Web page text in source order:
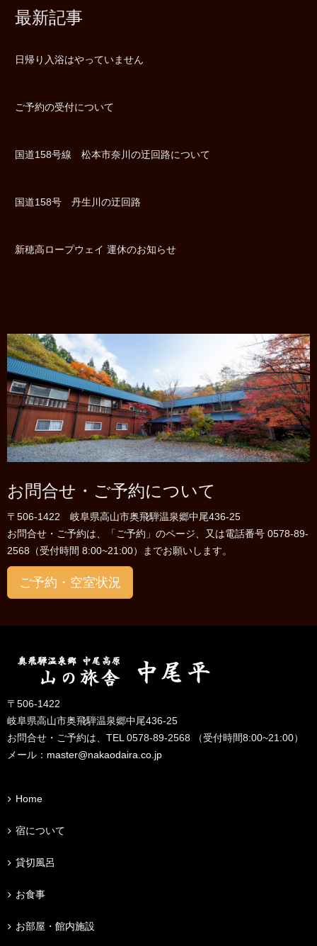
最新記事
日帰り入浴はやっていません
ご予約の受付について
国道158号線 松本市奈川の迂回路について
国道158号 丹生川の迂回路
新穂高ロープウェイ 運休のお知らせ
お問合せ・ご予約について
〒506-1422 岐阜県高山市奥飛騨温泉郷中尾436-25
お問合せ・ご予約は、「ご予約」のページ、又は電話番号 0578-89-
2568（受付時間 8:00~21:00）までお願いします。
ご予約・空室状況
〒506-1422
岐阜県高山市奥飛騨温泉郷中尾436-25
お問合せ・ご予約は、TEL 0578-89-2568 （受付時間8:00~21:00）
メール： master@nakaodaira.co.jp
Home
宿について
貸切風呂
お食事
お部屋・館内施設